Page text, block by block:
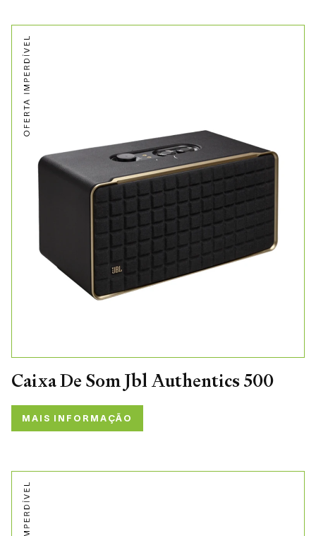
Caixa De Som Jbl Authentics 500
MAIS INFORMAÇÃO